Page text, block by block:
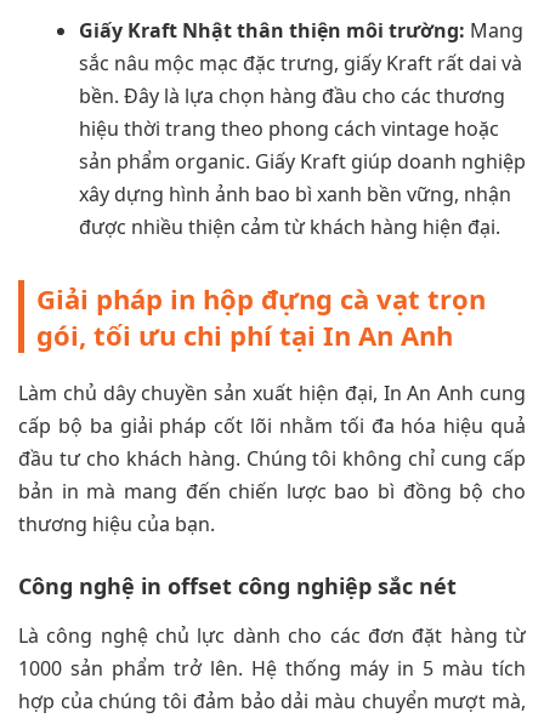
Giấy Kraft Nhật thân thiện môi trường: Mang
sắc nâu mộc mạc đặc trưng, giấy Kraft rất dai và
bền. Đây là lựa chọn hàng đầu cho các thương
hiệu thời trang theo phong cách vintage hoặc
sản phẩm organic. Giấy Kraft giúp doanh nghiệp
xây dựng hình ảnh bao bì xanh bền vững, nhận
được nhiều thiện cảm từ khách hàng hiện đại.
Giải pháp in hộp đựng cà vạt trọn
gói, tối ưu chi phí tại In An Anh
Làm chủ dây chuyền sản xuất hiện đại, In An Anh cung
cấp bộ ba giải pháp cốt lõi nhằm tối đa hóa hiệu quả
đầu tư cho khách hàng. Chúng tôi không chỉ cung cấp
bản in mà mang đến chiến lược bao bì đồng bộ cho
thương hiệu của bạn.
Công nghệ in offset công nghiệp sắc nét
Là công nghệ chủ lực dành cho các đơn đặt hàng từ
1000 sản phẩm trở lên. Hệ thống máy in 5 màu tích
hợp của chúng tôi đảm bảo dải màu chuyển mượt mà,